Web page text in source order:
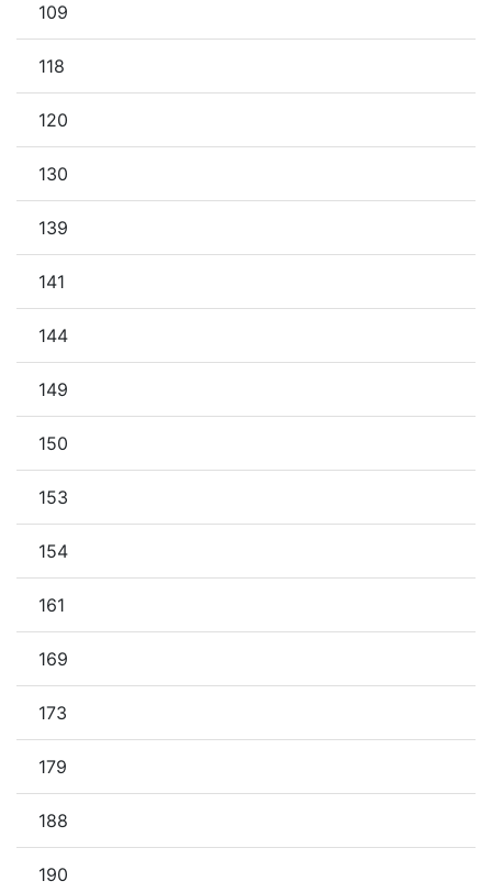
109
118
120
130
139
141
144
149
150
153
154
161
169
173
179
188
190